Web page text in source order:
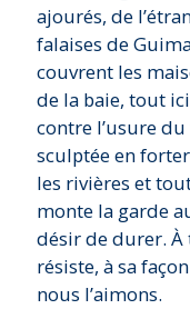
ajourés, de
falaises de
couvrent les
de la baie, tout
contre l’usure
sculptée en
les rivières et
monte la garde
désir de durer. À
résiste, à sa
nous l’aimons.